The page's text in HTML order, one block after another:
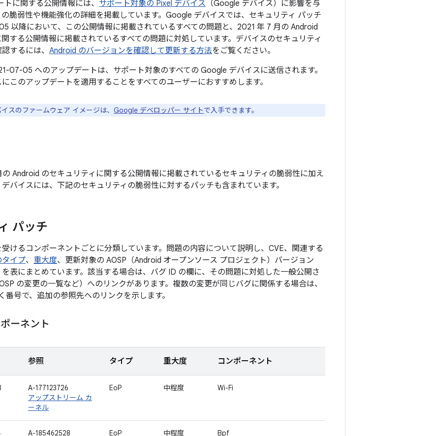
トに関する公開情報には、 サポート対象の Pixel デバイス （Google デバイス）に影響を与
脆弱性や機能強化の詳細を掲載しています。Google デバイスでは、セキュリティ パッチ
以降において、この公開情報に掲載されているすべての問題と、2021 年 7 月の Android
する公開情報に掲載されているすべての問題に対処しています。デバイスのセキュリティ
するには、 Android のバージョンを確認して更新する方法をご覧ください。
07-05 へのアップデートは、サポート対象のすべての Google デバイスに送信されます。
このアップデートを適用することをすべてのユーザーにおすすめします。
スのファームウェア イメージは、 Google デベロッパー サイトで入手できます。
の Android のセキュリティに関する公開情報に掲載されているセキュリティの脆弱性に加え
バイスには、下記のセキュリティの脆弱性に対するパッチも含まれています。
パッチ
けるコンポーネントごとに分類しています。問題の内容について説明し、CVE、関連する
イプ、 重大度、更新対象の AOSP（Android オープンソース プロジェクト）バージョン
を表にまとめています。該当する場合は、バグ ID の欄に、その問題に対処した一般公開さ
の変更の一覧など）へのリンクがあります。複数の変更が同じバグに関係する場合は、
番号で、追加の参照先へのリンクを示します。
ーネント
参照 タイプ 重大度 コンポーネント
A-177123726
アップストリーム カ
ーネル
EoP 中程度 Wi-Fi
A-185462528
EoP 中程度 Bpf